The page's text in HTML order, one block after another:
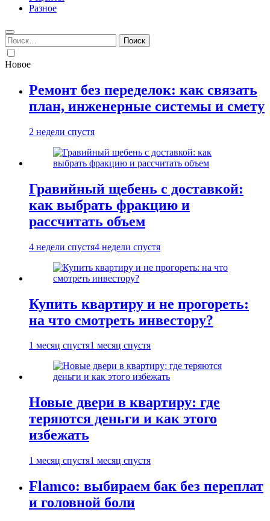
Разное
Найти:
Новое
Ремонт без переделок: как связать
план, инженерные системы и смету
2 недели спустя
Гравийный щебень с доставкой:
как выбрать фракцию и
рассчитать объем
4 недели спустя4 недели спустя
Купить квартиру и не прогореть:
на что смотреть инвестору?
1 месяц спустя1 месяц спустя
Новые двери в квартиру: где
теряются деньги и как этого
избежать
1 месяц спустя1 месяц спустя
Flamco: выбираем бак без переплат
и головной боли